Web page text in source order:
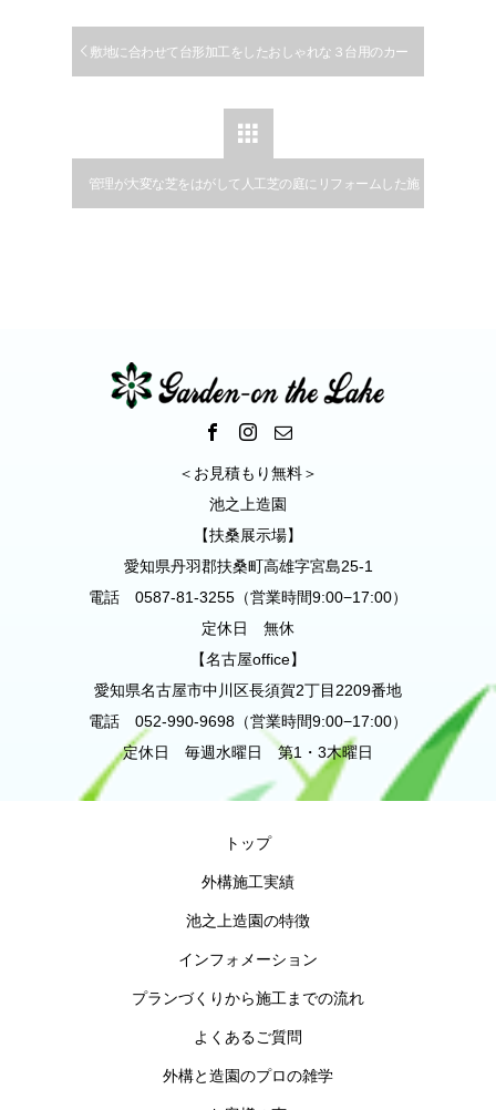
敷地に合わせて台形加工をしたおしゃれな３台用のカー

管理が大変な芝をはがして人工芝の庭にリフォームした施
＜お見積もり無料＞
池之上造園
【扶桑展示場】
愛知県丹羽郡扶桑町高雄字宮島25-1
電話 0587-81-3255（営業時間9:00−17:00）
定休日 無休
【名古屋office】
愛知県名古屋市中川区長須賀2丁目2209番地
電話 052-990-9698（営業時間9:00−17:00）
定休日 毎週水曜日 第1・3木曜日
トップ
外構施工実績
池之上造園の特徴
インフォメーション
プランづくりから施工までの流れ
よくあるご質問
外構と造園のプロの雑学